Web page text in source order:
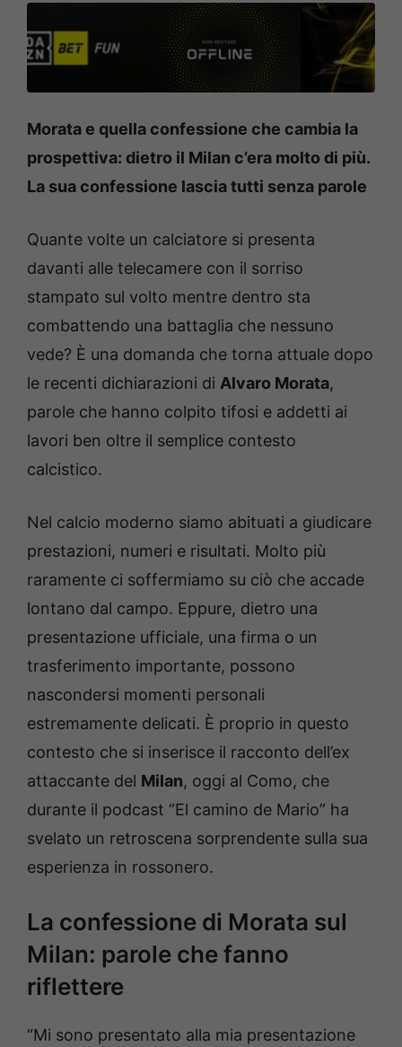
Morata e quella confessione che cambia la
prospettiva: dietro il Milan c’era molto di più.
La sua confessione lascia tutti senza parole
Quante volte un calciatore si presenta
davanti alle telecamere con il sorriso
stampato sul volto mentre dentro sta
combattendo una battaglia che nessuno
vede? È una domanda che torna attuale dopo
le recenti dichiarazioni di Alvaro Morata,
parole che hanno colpito tifosi e addetti ai
lavori ben oltre il semplice contesto
calcistico.
Nel calcio moderno siamo abituati a giudicare
prestazioni, numeri e risultati. Molto più
raramente ci soffermiamo su ciò che accade
lontano dal campo. Eppure, dietro una
presentazione ufficiale, una firma o un
trasferimento importante, possono
nascondersi momenti personali
estremamente delicati. È proprio in questo
contesto che si inserisce il racconto dell’ex
attaccante del Milan, oggi al Como, che
durante il podcast “El camino de Mario” ha
svelato un retroscena sorprendente sulla sua
esperienza in rossonero.
La confessione di Morata sul
Milan: parole che fanno
riflettere
“Mi sono presentato alla mia presentazione